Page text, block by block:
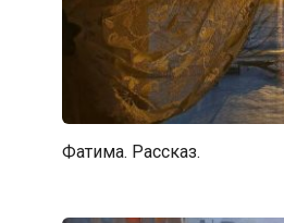
Фатима. Рассказ.